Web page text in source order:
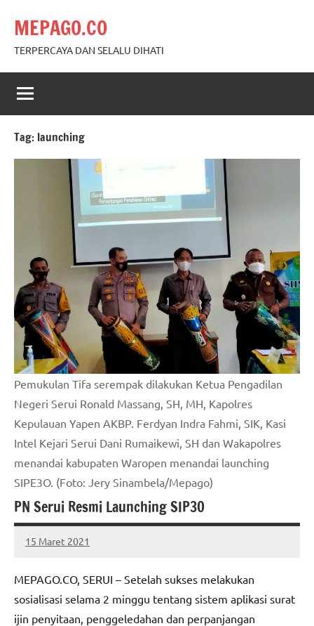
content
MEPAGO.CO
TERPERCAYA DAN SELALU DIHATI
Tag: launching
Pemukulan Tifa serempak dilakukan Ketua Pengadilan
Negeri Serui Ronald Massang, SH, MH, Kapolres
Kepulauan Yapen AKBP. Ferdyan Indra Fahmi, SIK, Kasi
Intel Kejari Serui Dani Rumaikewi, SH dan Wakapolres
menandai kabupaten Waropen menandai launching
SIPE3O. (Foto: Jery Sinambela/Mepago)
PN Serui Resmi Launching SIP3O
15 Maret 2021
MEPAGO
No
MEPAGO.CO, SERUI – Setelah sukses melakukan
sosialisasi selama 2 minggu tentang sistem aplikasi surat
ijin penyitaan, penggeledahan dan perpanjangan